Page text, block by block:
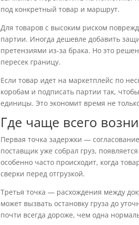
под конкретный товар и маршрут.
Для товаров с высоким риском
партии. Иногда дешевле добавить
претензиями из-за брака. Но это
пересек границу.
Если товар идет на маркетплейс по
коробам и подписать партии так,
единицы. Это экономит время не
Где чаще всего
Первая точка задержки —
поставщик уже собрал груз,
особенно часто происходит, когда
сверки перед отгрузкой.
Третья точка — расхождения между
может вызвать остановку груза до
почти всегда дороже, чем одна